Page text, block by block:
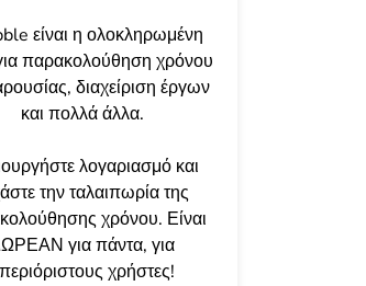
είναι η ολοκληρωμένη
παρακολούθηση χρόνου
διαχείριση έργων
και πολλά άλλα.
λογαριασμό και
την ταλαιπωρία της
χρόνου. Είναι
για πάντα, για
χρήστες!